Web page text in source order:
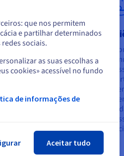
semântica
capazes de compreender
da linguagem. Podem
nuances, o contexto e
sentimentos,
Do
são
que nos permitem
e partilhar determinados
sociais.
as suas escolhas a
cookies» acessível no fundo
de informações de
Aceitar tudo